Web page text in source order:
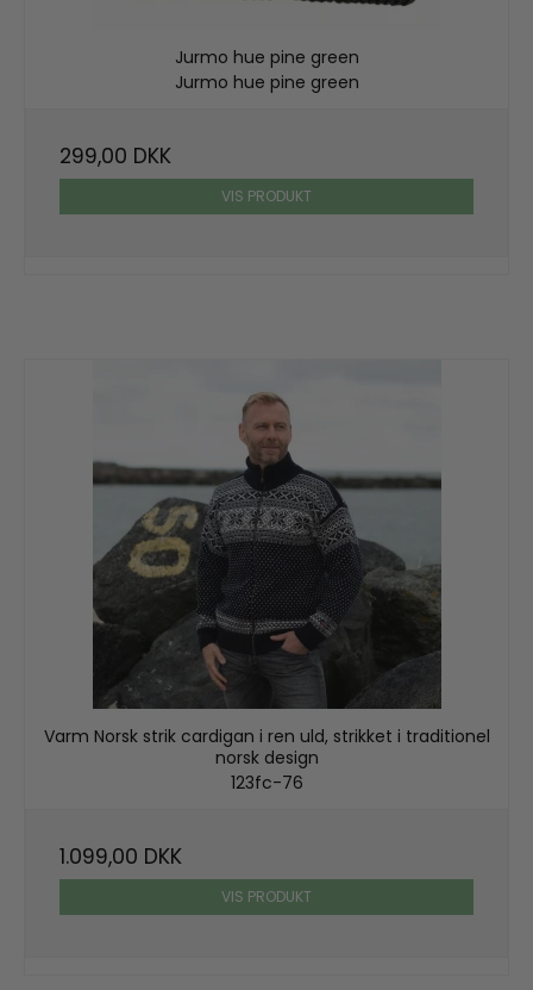
Jurmo hue pine green
Jurmo hue pine green
299,00 DKK
VIS PRODUKT
Varm Norsk strik cardigan i ren uld, strikket i traditionel
norsk design
123fc-76
1.099,00 DKK
VIS PRODUKT